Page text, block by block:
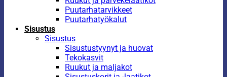
Puutarhatarvikkeet
Puutarhatyökalut
Sisustus
Sisustus
Sisustustyynyt ja huovat
Tekokasvit
Ruukut ja maljakot